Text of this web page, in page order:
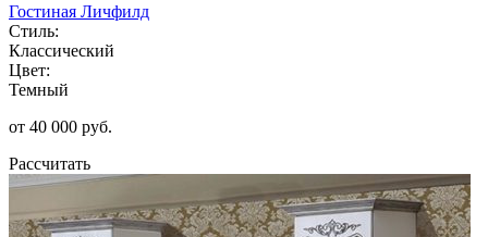
Гостиная Личфилд
Стиль:
Классический
Цвет:
Темный
от 40 000 руб.
Рассчитать